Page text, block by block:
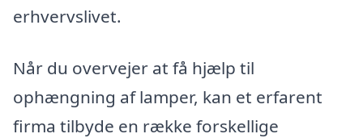
erhvervslivet.
Når du overvejer at få hjælp til
ophængning af lamper, kan et erfarent
firma tilbyde en række forskellige